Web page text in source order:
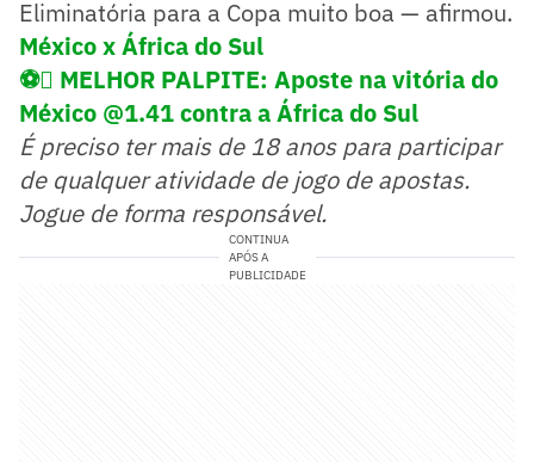
Eliminatória para a Copa muito boa — afirmou.
México x África do Sul
⚽ MELHOR PALPITE: Aposte na vitória do
México @1.41 contra a África do Sul
É preciso ter mais de 18 anos para participar
de qualquer atividade de jogo de apostas.
Jogue de forma responsável.
CONTINUA
APÓS A
PUBLICIDADE